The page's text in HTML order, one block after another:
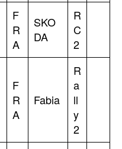
F
R
A
SKO
DA
R
C
2
F
R
A
Fabia
R
a
ll
y
2